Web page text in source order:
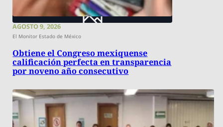
AGOSTO 9, 2026
El Monitor Estado de México
Obtiene el Congreso mexiquense
calificación perfecta en transparencia
por noveno año consecutivo